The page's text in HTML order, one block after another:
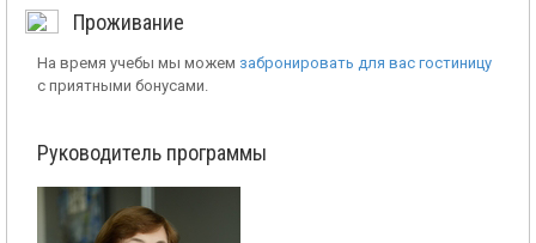
Проживание
На время учебы мы можем забронировать для вас гостиницу
с приятными бонусами.
Руководитель программы